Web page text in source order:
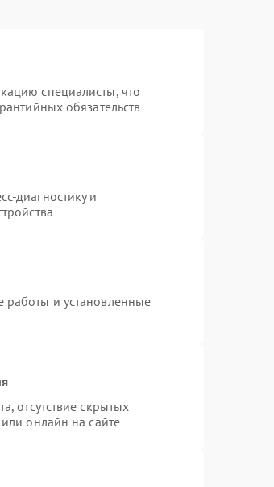
специалисты, что
обязательств
диагностику и
работы и установленные
отсутствие скрытых
онлайн на сайте